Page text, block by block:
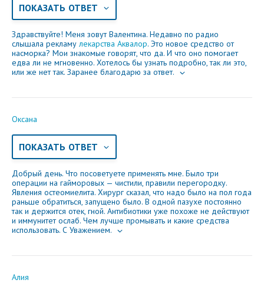
ПОКАЗАТЬ ОТВЕТ
Здравствуйте! Меня зовут Валентина. Недавно по радио
слышала рекламу лекарства Аквалор. Это новое средство от
насморка? Мои знакомые говорят, что да. И что оно помогает
едва ли не мгновенно. Хотелось бы узнать подробно, так ли это,
или же нет так. Заранее благодарю за ответ.
Оксана
ПОКАЗАТЬ ОТВЕТ
Добрый день. Что посоветуете применять мне. Было три
операции на гайморовых — чистили, правили перегородку.
Явления остеомиелита. Хирург сказал, что надо было на пол года
раньше обратиться, запущено было. В одной пазухе постоянно
так и держится отек, гной. Антибиотики уже похоже не действуют
и иммунитет ослаб. Чем лучше промывать и какие средства
использовать. С Уважением.
Алия